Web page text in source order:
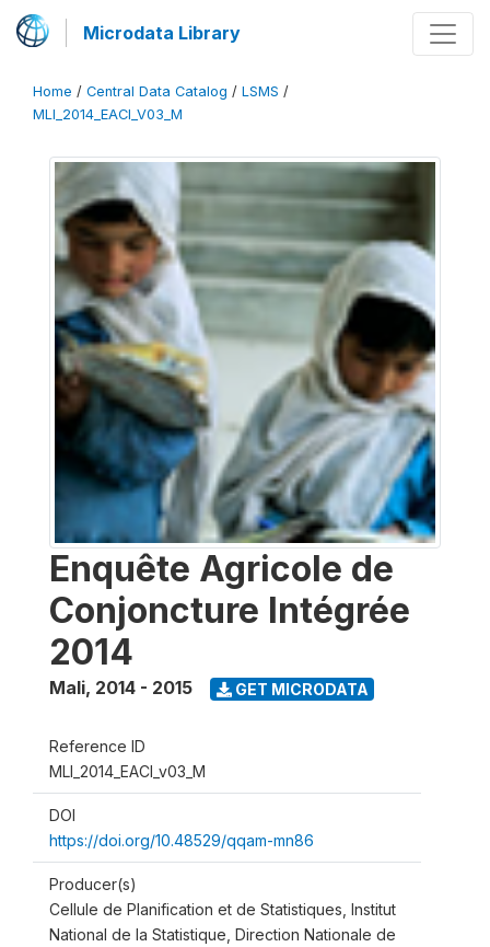
Microdata Library
Home / Central Data Catalog / LSMS /
MLI_2014_EACI_V03_M
Enquête Agricole de
Conjoncture Intégrée
2014
Mali, 2014 - 2015 GET MICRODATA
Reference ID
MLI_2014_EACI_v03_M
DOI
https://doi.org/10.48529/qqam-mn86
Producer(s)
Cellule de Planification et de Statistiques, Institut
National de la Statistique, Direction Nationale de